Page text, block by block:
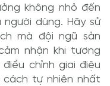
không nhỏ đến
dùng. Hãy sử
mà đội ngũ sản
nhận khi tương
chỉnh giai điệu
tự nhiên nhất